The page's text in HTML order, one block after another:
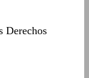
Derechos